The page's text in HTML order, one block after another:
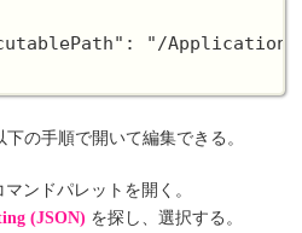
"/
の手順で開いて編集できる。
ンドパレットを開く。
(JSON) を探し、選択する。